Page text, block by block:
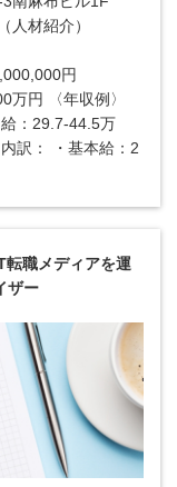
人材紹介）
円
万円 〈年収例〉
：29.7-44.5万
訳： ・基本給：2
転職メディアを運
ザー